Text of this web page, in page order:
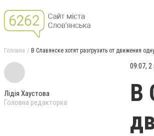
Головна В Славянске хотят разгрузить от движения
Лідія Хаустова
Головна редакторка
09:07, 2
В